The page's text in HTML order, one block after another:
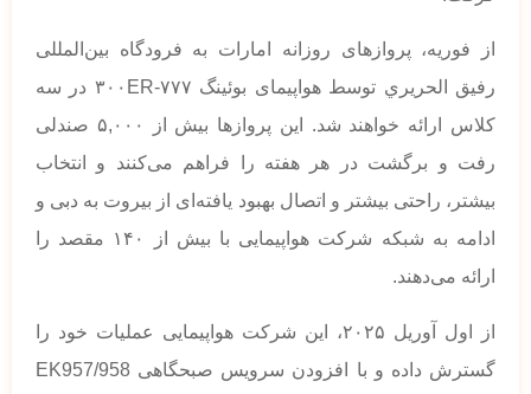
از فوریه، پروازهای روزانه امارات به فرودگاه بین‌المللی
رفیق الحريري توسط هواپیمای بوئینگ ۷۷۷-۳۰۰ER در سه
کلاس ارائه خواهند شد. این پروازها بیش از ۵,۰۰۰ صندلی
رفت و برگشت در هر هفته را فراهم می‌کنند و انتخاب
بیشتر، راحتی بیشتر و اتصال بهبود یافته‌ای از بیروت به دبی و
ادامه به شبکه شرکت هواپیمایی با بیش از ۱۴۰ مقصد را
ارائه می‌دهند.
از اول آوریل ۲۰۲۵، این شرکت هواپیمایی عملیات خود را
گسترش داده و با افزودن سرویس صبحگاهی EK957/958